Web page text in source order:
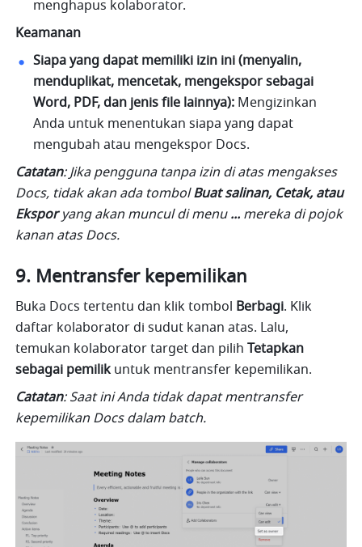
menghapus kolaborator.
Keamanan
Siapa yang dapat memiliki izin ini (menyalin,
menduplikat, mencetak, mengekspor sebagai
Word, PDF, dan jenis file lainnya): Mengizinkan
Anda untuk menentukan siapa yang dapat
mengubah atau mengekspor Docs.
Catatan: Jika pengguna tanpa izin di atas mengakses
Docs, tidak akan ada tombol Buat salinan, Cetak, atau
Ekspor yang akan muncul di menu ... mereka di pojok
kanan atas Docs.
Mentransfer kepemilikan
Buka Docs tertentu dan klik tombol Berbagi. Klik
daftar kolaborator di sudut kanan atas. Lalu,
temukan kolaborator target dan pilih Tetapkan
sebagai pemilik untuk mentransfer kepemilikan.
Catatan: Saat ini Anda tidak dapat mentransfer
kepemilikan Docs dalam batch.